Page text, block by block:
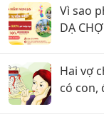
Vì sao
DẠ
Hai vợ
có con,